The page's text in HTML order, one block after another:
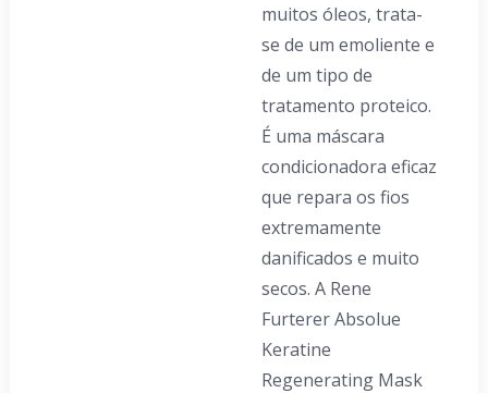
muitos óleos, trata-
se de um emoliente e
de um tipo de
tratamento proteico.
É uma máscara
condicionadora eficaz
que repara os fios
extremamente
danificados e muito
secos. A Rene
Furterer Absolue
Keratine
Regenerating Mask